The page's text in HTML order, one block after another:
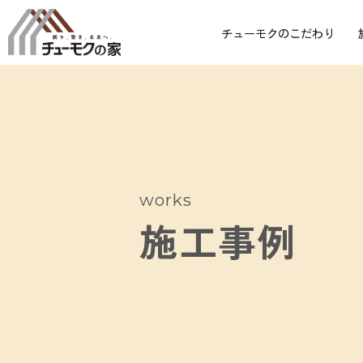
チューモクのこだわり
works
施工事例